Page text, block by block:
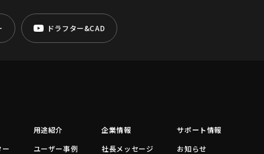
ドラフター&CAD
用途紹介
ユーザー事例
企業情報
社長メッセージ
サポート情報
お知らせ